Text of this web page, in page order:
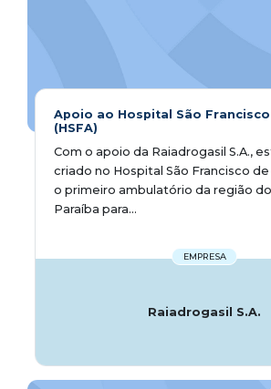
Apoio ao Hospital São
(HSFA)
Com o apoio da Raiadrogasil S.A.,
criado no Hospital São Francisco de
o primeiro ambulatório da região
Paraíba para...
EMPRESA
Raiadrogasil S.A.